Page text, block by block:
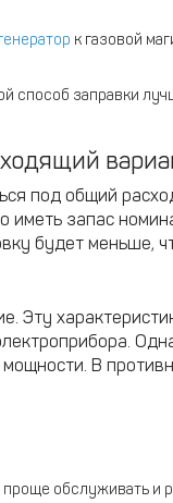
к газовой
способ заправки
под общий
запас
будет меньше,
Эту
В
обслуживать и